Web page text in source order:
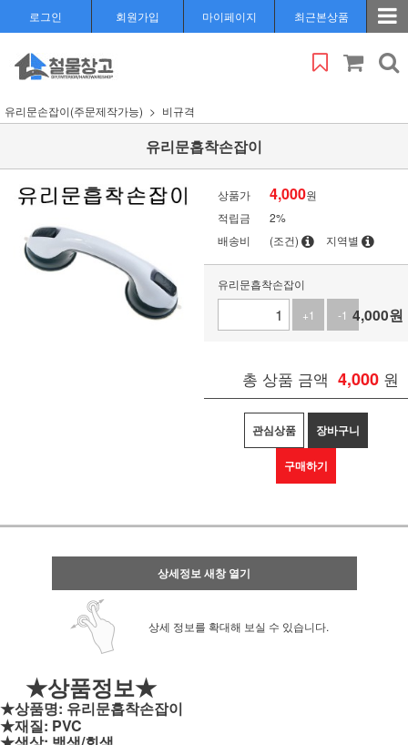
로그인 회원가입 마이페이지 최근본상품
유리문손잡이(주문제작가능) 비규격
유리문흡착손잡이
상품가 4,000원
적립금
2%
배송비
(조건) 지역별
유리문흡착손잡이
+1
-1 4,000원
총 상품 금액 4,000 원
관심상품 장바구니
구매하기
상세정보 새창 열기
상세 정보를 확대해 보실 수 있습니다.
★상품정보★
★상품명: 유리문흡착손잡이
★재질: PVC